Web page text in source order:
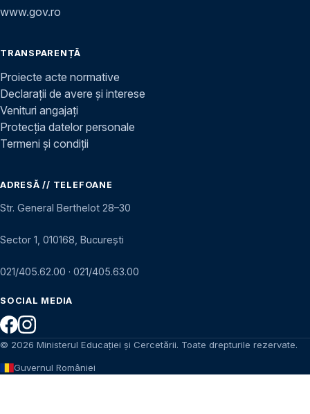
www.gov.ro
TRANSPARENȚĂ
Proiecte acte normative
Declarații de avere și interese
Venituri angajați
Protecția datelor personale
Termeni și condiții
ADRESĂ // TELEFOANE
Str. General Berthelot 28–30
Sector 1, 010168, București
021/405.62.00 · 021/405.63.00
SOCIAL MEDIA
© 2026 Ministerul Educației și Cercetării. Toate drepturile rezervate.
Guvernul României